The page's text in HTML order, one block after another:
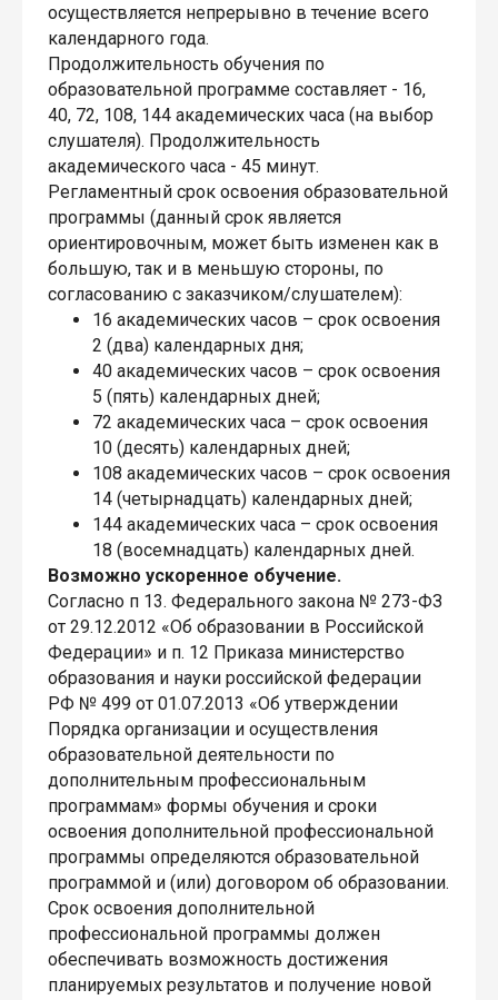
осуществляется непрерывно в течение всего
календарного года.
Продолжительность обучения по
образовательной программе составляет - 16,
40, 72, 108, 144 академических часа (на выбор
слушателя). Продолжительность
академического часа - 45 минут.
Регламентный срок освоения образовательной
программы (данный срок является
ориентировочным, может быть изменен как в
большую, так и в меньшую стороны, по
согласованию с заказчиком/слушателем):
16 академических часов – срок освоения
2 (два) календарных дня;
40 академических часов – срок освоения
5 (пять) календарных дней;
72 академических часа – срок освоения
10 (десять) календарных дней;
108 академических часов – срок освоения
14 (четырнадцать) календарных дней;
144 академических часа – срок освоения
18 (восемнадцать) календарных дней.
Возможно ускоренное обучение.
Согласно п 13. Федерального закона № 273-ФЗ
от 29.12.2012 «Об образовании в Российской
Федерации» и п. 12 Приказа министерство
образования и науки российской федерации
РФ № 499 от 01.07.2013 «Об утверждении
Порядка организации и осуществления
образовательной деятельности по
дополнительным профессиональным
программам» формы обучения и сроки
освоения дополнительной профессиональной
программы определяются образовательной
программой и (или) договором об образовании.
Срок освоения дополнительной
профессиональной программы должен
обеспечивать возможность достижения
планируемых результатов и получение новой